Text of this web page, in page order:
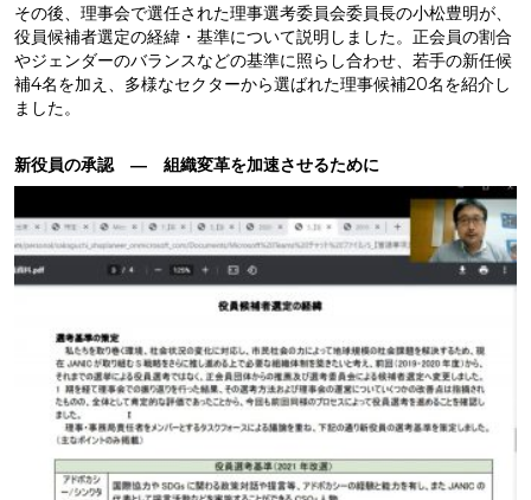
その後、理事会で選任された理事選考委員会委員長の小松豊明が、
役員候補者選定の経緯・基準について説明しました。正会員の割合
やジェンダーのバランスなどの基準に照らし合わせ、若手の新任候
補4名を加え、多様なセクターから選ばれた理事候補20名を紹介し
ました。
新役員の承認 ― 組織変革を加速させるために